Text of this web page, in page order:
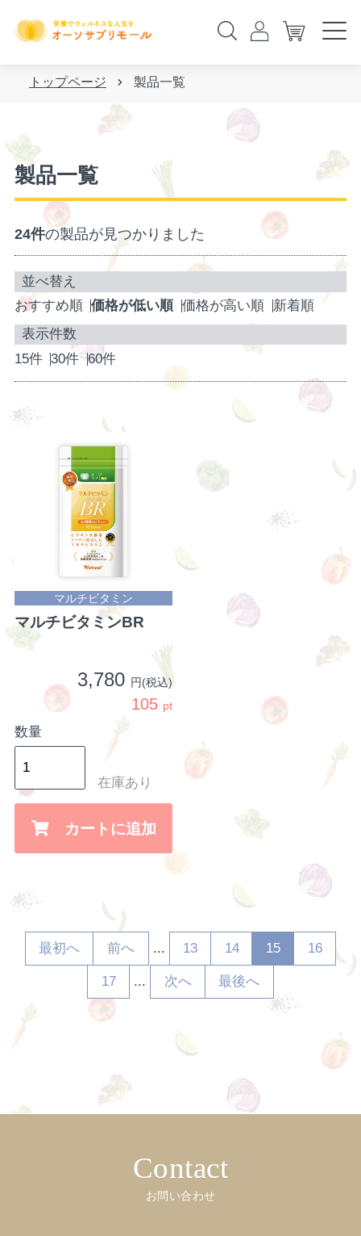
トップページ 製品一覧
製品一覧
24件の製品が見つかりました
おすすめ順 価格が低い順 価格が高い順 新着順
15件 30件 60件
マルチビタミン
マルチビタミンBR
3,780 円(税込)
105 pt
数量
在庫あり
カートに追加
最初へ 前へ ... 13 14 15 16
17 ... 次へ 最後へ
Contact
お問い合わせ